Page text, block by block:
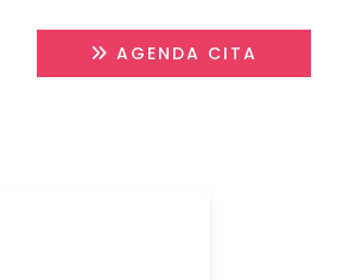
AGENDA CITA